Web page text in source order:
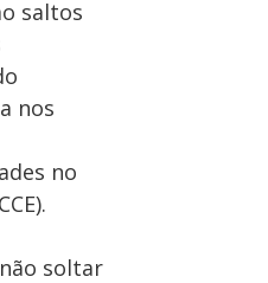
saltos
nos
no
soltar